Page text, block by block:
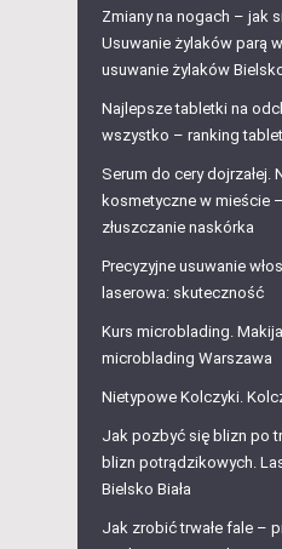
Zmiany na nogach – jak
Usuwanie żylaków parą
usuwanie żylaków
Najlepsze tabletki na
wszystko – ranking
Serum do cery dojrzałej.
kosmetyczne w mieście
złuszczanie naskórka
Precyzyjne usuwanie
laserowa: skuteczność
Kurs microblading.
microblading Warszawa
Nietypowe Kolczyki.
Jak pozbyć się blizn po
blizn potrądzikowych.
Bielsko Biała
Jak zrobić trwałe fale –